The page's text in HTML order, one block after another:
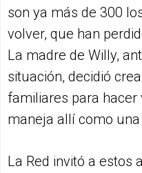
son ya más de 300
volver, que han
La madre de Willy,
situación, decidió
familiares para
maneja allí como
La Red invitó a estos